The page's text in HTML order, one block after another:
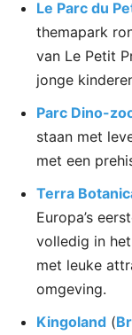
Le Parc du
themapark
van Le Petit
jonge
Parc Dino-
staan met
met een
Terra
Europa’s
volledig in
met leuke
omgeving.
Kingoland (